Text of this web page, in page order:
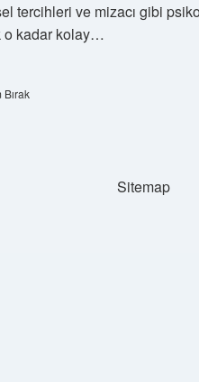
tercihleri ​​ve mizacı gibi
o kadar kolay…
Bırak
Sitemap